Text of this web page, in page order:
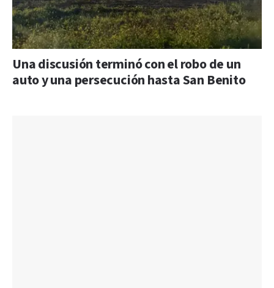
Una discusión terminó con el robo de un
auto y una persecución hasta San Benito